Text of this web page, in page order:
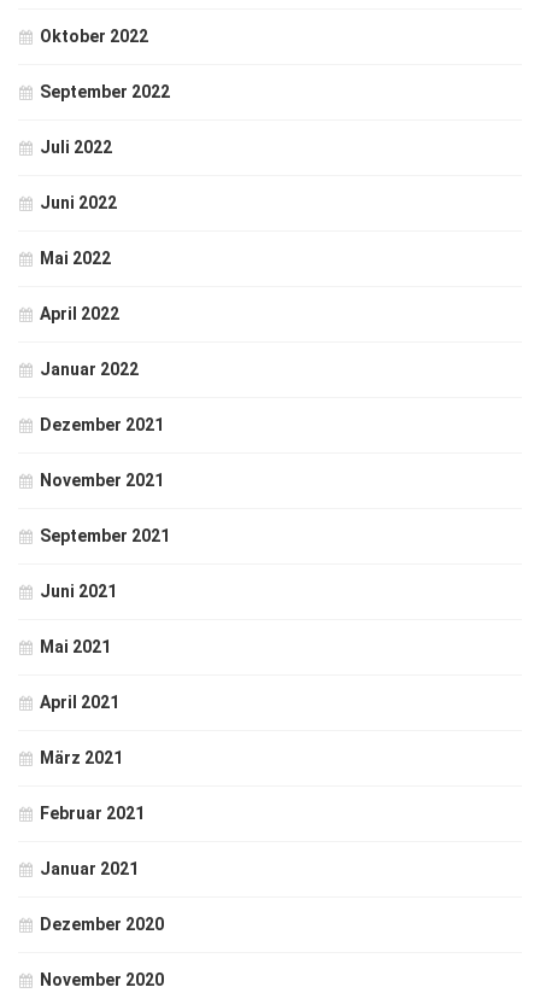
Oktober 2022
September 2022
Juli 2022
Juni 2022
Mai 2022
April 2022
Januar 2022
Dezember 2021
November 2021
September 2021
Juni 2021
Mai 2021
April 2021
März 2021
Februar 2021
Januar 2021
Dezember 2020
November 2020